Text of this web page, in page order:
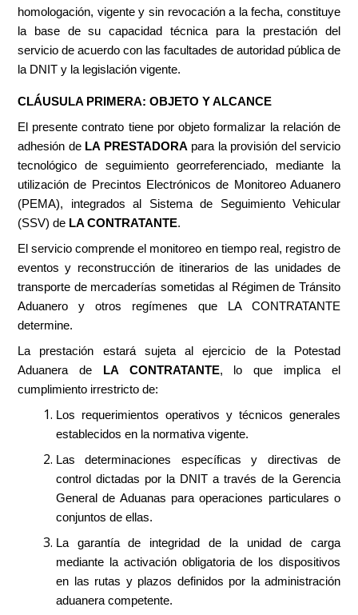
homologación, vigente y sin revocación a la fecha, constituye
la base de su capacidad técnica para la prestación del
servicio de acuerdo con las facultades de autoridad pública de
la DNIT y la legislación vigente.
CLÁUSULA PRIMERA: OBJETO Y ALCANCE
El presente contrato tiene por objeto formalizar la relación de
adhesión deLA PRESTADORA para la provisión del servicio
tecnológico de seguimiento georreferenciado, mediante la
utilización de Precintos Electrónicos de Monitoreo Aduanero
(PEMA), integrados al Sistema de Seguimiento Vehicular
(SSV) de LA CONTRATANTE.
El servicio comprende el monitoreo en tiempo real, registro de
eventos y reconstrucción de itinerarios de las unidades de
transporte de mercaderías sometidas al Régimen de Tránsito
Aduanero y otros regímenes que LA CONTRATANTE
determine.
La prestación estará sujeta al ejercicio de la Potestad
Aduanera de
LA CONTRATANTE, lo que implica el
cumplimiento irrestricto de:
Los requerimientos operativos y técnicos generales
establecidos en la normativa vigente.
Las determinaciones específicas y directivas de
control dictadas por la DNIT a través de la Gerencia
General de Aduanas para operaciones particulares o
conjuntos de ellas.
La garantía de integridad de la unidad de carga
mediante la activación obligatoria de los dispositivos
en las rutas y plazos definidos por la administración
aduanera competente.